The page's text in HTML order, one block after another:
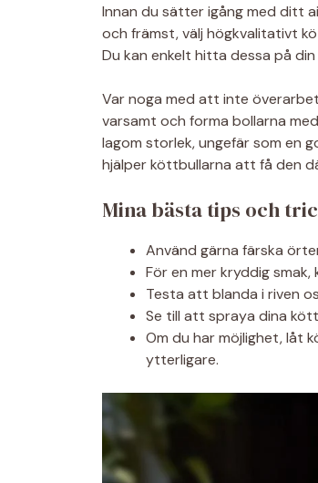
Innan du sätter igång med ditt
och främst, välj högkvalitativt
Du kan enkelt hitta dessa på din
Var noga med att inte
varsamt och forma bollarna
lagom storlek, ungefär som en
hjälper köttbullarna att få den
Mina bästa tips och
Använd gärna färska
För en mer kryddig
Testa att blanda i riven
Se till att spraya dina
Om du har möjlighet, låt
ytterligare.